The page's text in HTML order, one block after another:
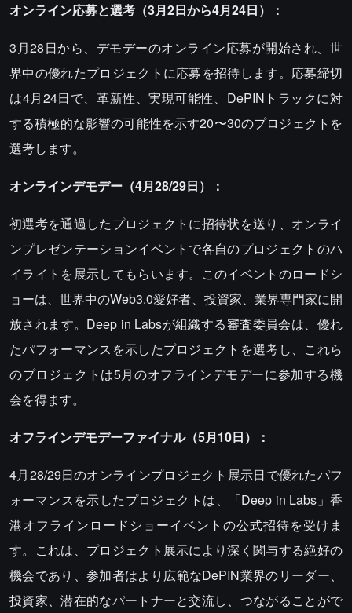
オンライン応募と選考（3月2日から4月24日）：
3月28日から、デモデーのオンライン応募が開始され、世
界中の優れたプロジェクトに応募を招待します。応募締切
は4月24日で、革新性、実現可能性、DePINトラックに対
する積極的な影響の可能性を示す20〜30のプロジェクトを
選考します。
オンラインデモデー（4月28/29日）：
初選考を通過したプロジェクトに招待状を送り、オンライ
ンプレゼンテーションイベントで各自のプロジェクトのハ
イライトを展示してもらいます。このイベントのロードシ
ョーは、世界中のWeb3.0愛好者、投資家、業界専門家に開
放されます。Deep in Labsが組織する審査委員会は、優れ
たパフォーマンスを示したプロジェクトを選考し、これら
のプロジェクトは5月のオフラインデモデーに参加する機
会を得ます。
オフラインデモデーファイナル（5月10日）：
4月28/29日のオンラインプロジェクト展示日で優れたパフ
ォーマンスを示したプロジェクトは、「Deep in Labs」香
港オフラインロードショーイベントの公式招待を受けま
す。これは、プロジェクト展示により深く関与する絶好の
機会であり、参加者はより広範なDePIN業界のリーダー、
投資家、潜在的なパートナーと交流し、つながることがで